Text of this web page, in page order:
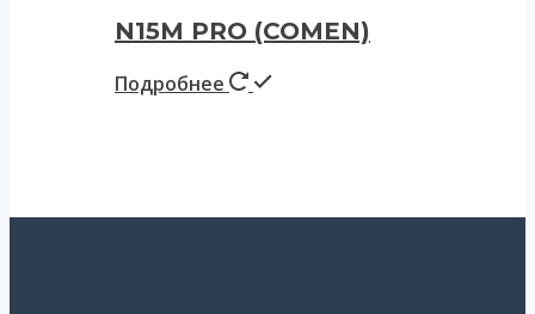
N15M PRO (COMEN)
Подробнее